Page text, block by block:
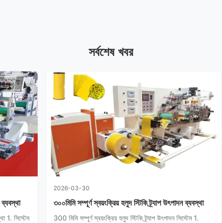
সর্বশেষ খবর
1. সিস্টেম
2026-03-30
৩০০মিমি সম্পূর্ণ স্বয়ংক্রিয় হলুদ স্টিকি ট্র্যাপ উৎপাদন ব্যবস্থা
300 মিমি সম্পূর্ণ স্বয়ংক্রিয় হলুদ স্টিকি ট্র্যাপ উৎপাদন সিস্টেম 1.